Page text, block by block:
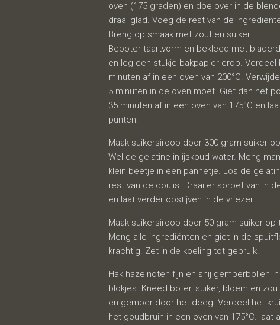
oven (175 graden) en doe over in de
draai glad. Voeg de rest van de
Breng op smaak met zout en suiker.
Beboter taartvorm en bekleed met
en leg een stukje bakpapier erop.
minuten af in een oven van 200°C.
5 minuten in de oven moet. Giet dan het
35 minuten af in een oven van 175°C en
punten.
Maak suikersiroop door 300 gram suiker
Wel de gelatine in ijskoud water. Meng
klein beetje in een pannetje. Los de
rest van de coulis. Draai er sorbet van in
en laat verder opstijven in de vriezer.
Maak suikersiroop door 50 gram suiker
Meng alle ingrediënten en giet in de
krachtig. Zet in de koeling tot gebruik.
Hak hazelnoten fijn en snij gemberbollen
blokjes. Kneed boter, suiker, bloem en
en gember door het deeg. Verdeel het
het goudbruin in een oven van 175°C. laat